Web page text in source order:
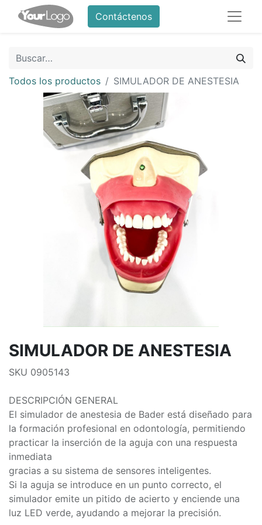
Contáctenos
Todos los productos SIMULADOR DE ANESTESIA
SIMULADOR DE ANESTESIA
SKU 0905143
DESCRIPCIÓN GENERAL
El simulador de anestesia de Bader está diseñado para
la formación profesional en odontología, permitiendo
practicar la inserción de la aguja con una respuesta
inmediata
gracias a su sistema de sensores inteligentes.
Si la aguja se introduce en un punto correcto, el
simulador emite un pitido de acierto y enciende una
luz LED verde, ayudando a mejorar la precisión.